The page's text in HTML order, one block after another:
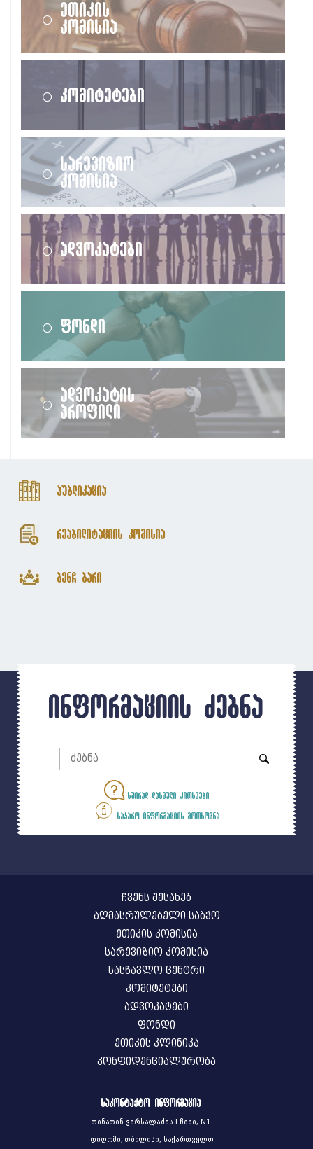
ეთიკის
კომისია
კომიტეტები
სარევიზიო
კომისია
ადვოკატები
ფონდი
ადვოკატის
პროფილი
პუბლიკაცია
რეაბილიტაციის კომისია
ბენჩ ბარი
ინფორმაციის ძებნა
ხშირად დასმული კითხვები
საჯარო ინფორმაციის მოთხოვნა
ჩვენს შესახებ
აღმასრულებელი საბჭო
ეთიკის კომისია
სარევიზიო კომისია
სასწავლო ცენტრი
კომიტეტები
ადვოკატები
ფონდი
ეთიკის კლინიკა
კონფიდენციალურობა
საკონტაქტო ინფორმაცია
თინათინ ვირსალაძის I ჩიხი, N1
დიღომი, თბილისი, საქართველო